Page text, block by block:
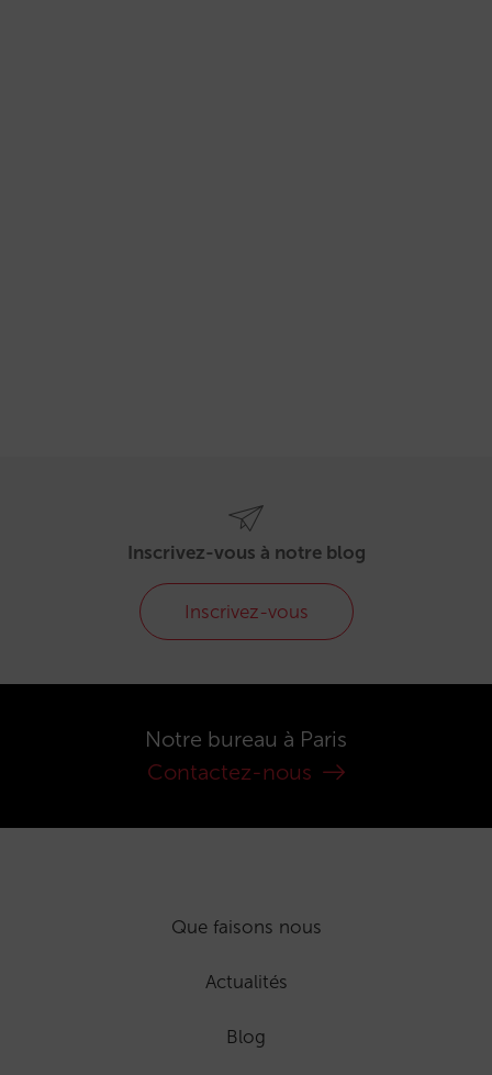
Inscrivez-vous à notre blog
Inscrivez-vous
Notre bureau à Paris
Contactez-nous
Que faisons nous
Actualités
Blog